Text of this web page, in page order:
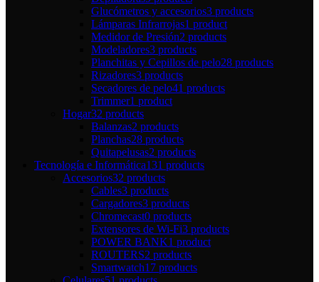
Glucómetros y accesorios3 products
Lámparas Infrarrojas1 product
Medidor de Presión2 products
Modeladores3 products
Planchitas y Cepillos de pelo28 products
Rizadores3 products
Secadores de pelo41 products
Trimmer1 product
Hogar32 products
Balanzas2 products
Planchas28 products
Quitapelusas2 products
Tecnología e Informática131 products
Accesorios32 products
Cables3 products
Cargadores3 products
Chromecast0 products
Extensores de Wi-Fi3 products
POWER BANK1 product
ROUTERS2 products
Smartwatch17 products